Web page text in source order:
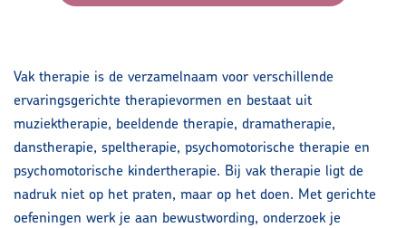
Vak therapie is de verzamelnaam voor verschillende
ervaringsgerichte therapievormen en bestaat uit
muziektherapie, beeldende therapie, dramatherapie,
danstherapie, speltherapie, psychomotorische therapie en
psychomotorische kindertherapie. Bij vak therapie ligt de
nadruk niet op het praten, maar op het doen. Met gerichte
oefeningen werk je aan bewustwording, onderzoek je